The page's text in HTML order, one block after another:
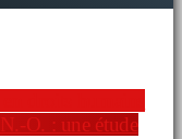
O. : une étude